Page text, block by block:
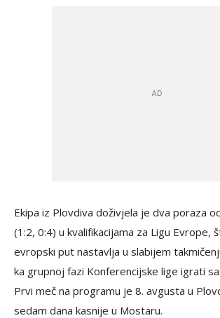
Ekipa iz Plovdiva doživjela je dva poraza
(1:2, 0:4) u kvalifikacijama za Ligu Evrope,
evropski put nastavlja u slabijem
ka grupnoj fazi Konferencijske lige igrati
Prvi meč na programu je 8. avgusta u
sedam dana kasnije u Mostaru.